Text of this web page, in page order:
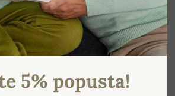
5% popusta!